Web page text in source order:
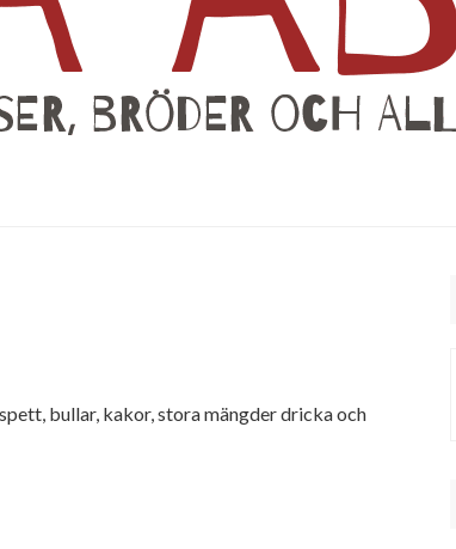
bullar, kakor, stora mängder dricka och